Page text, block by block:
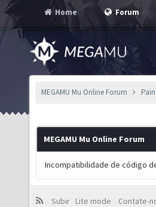
Home Forum
MEGAMU Mu Online Forum
MEGAMU Mu Online Forum
Incompatibilidade de código
Subir Lite mode
Contate-